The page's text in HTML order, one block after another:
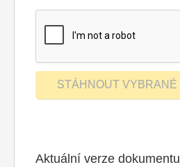
Aktuální verze dokumentu